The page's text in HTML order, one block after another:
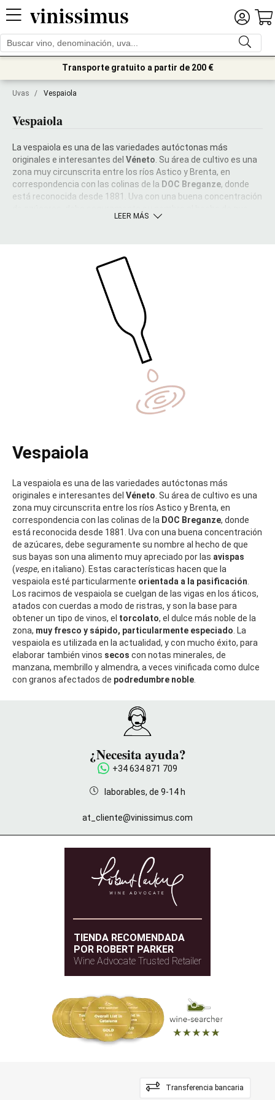
Transporte gratuito a partir de 200 €
Uvas / Vespaiola
Vespaiola
La vespaiola es una de las variedades autóctonas más
originales e interesantes del Véneto . Su área de cultivo es una
zona muy circunscrita entre los ríos Astico y Brenta, en
correspondencia con las colinas de la DOC Breganze, donde
está reconocida desde 1881. Uva con una buena concentración
sus bayas son una alimento muy apreciado por las
Los racimos de vespaiola se cuelgan de las vigas en los áticos,
atados con cuerdas a modo de ristras, y son la base para
obtener un tipo de vinos, el
torcolato
muy fresco y sápido, particularmente especiado
vespaiola es utilizada en la actualidad, y con mucho éxito, para
secos
con notas minerales, de
manzana, membrillo y almendra, a veces vinificada como dulce
podredumbre noble
LEER MÁS
Vespaiola
La vespaiola es una de las variedades autóctonas más
originales e interesantes del Véneto. Su área de cultivo es una
zona muy circunscrita entre los ríos Astico y Brenta, en
correspondencia con las colinas de la DOC Breganze, donde
está reconocida desde 1881. Uva con una buena concentración
de azúcares, debe seguramente su nombre al hecho de que
sus bayas son una alimento muy apreciado por las avispas
(vespe, en italiano). Estas características hacen que la
vespaiola esté particularmente orientada a la pasificación.
Los racimos de vespaiola se cuelgan de las vigas en los áticos,
atados con cuerdas a modo de ristras, y son la base para
obtener un tipo de vinos, el torcolato, el dulce más noble de la
zona, muy fresco y sápido, particularmente especiado. La
vespaiola es utilizada en la actualidad, y con mucho éxito, para
elaborar también vinos secos con notas minerales, de
manzana, membrillo y almendra, a veces vinificada como dulce
con granos afectados de podredumbre noble.
¿Necesita ayuda?
+34 634 871 709
laborables, de 9-14 h
at_cliente@vinissimus.com
TIENDA RECOMENDADA
POR ROBERT PARKER
Wine Advocate Trusted Retailer
Transferencia bancaria